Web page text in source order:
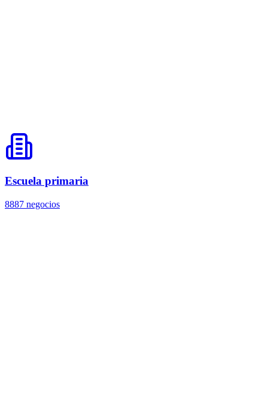
Escuela primaria
8887 negocios